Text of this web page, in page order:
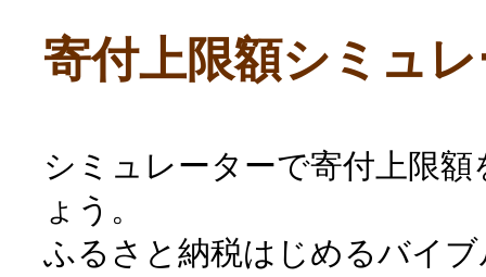
寄付上限額シミュ
シミュレーターで寄付上限
ょう。
ふるさと納税はじめるバイ